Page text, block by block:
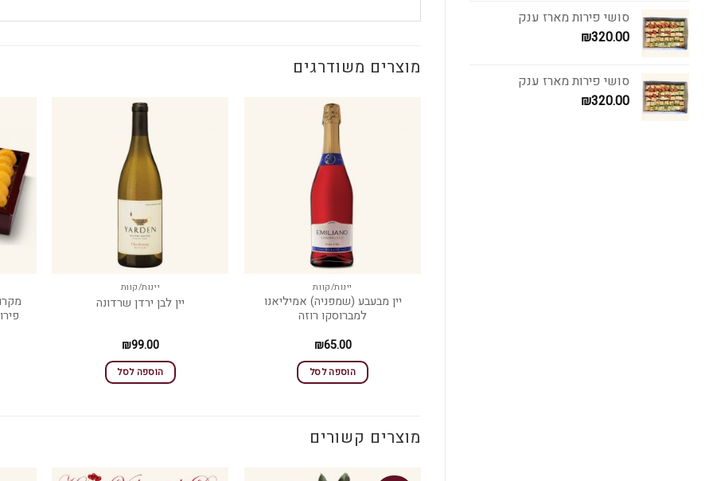
₪310.00.
₪280.00.סושי פירות מארז ענק
₪320.00
סושי פירות מארז ענק
₪320.00
מוצרים משודרגים
יינות/קוות
יין מבעבע (שמפניה) אמיליאנו
למברוסקו רוזה
₪65.00
הוספה לסל
יינות/קוות
יין לבן ירדן שרדונה
₪99.00
הוספה לסל
מוצרים קשורים